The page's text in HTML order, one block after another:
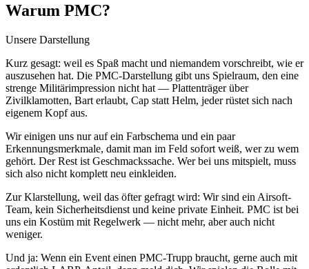
Warum PMC?
Unsere Darstellung
Kurz gesagt: weil es Spaß macht und niemandem vorschreibt, wie er
auszusehen hat. Die PMC-Darstellung gibt uns Spielraum, den eine
strenge Militärimpression nicht hat — Plattenträger über
Zivilklamotten, Bart erlaubt, Cap statt Helm, jeder rüstet sich nach
eigenem Kopf aus.
Wir einigen uns nur auf ein Farbschema und ein paar
Erkennungsmerkmale, damit man im Feld sofort weiß, wer zu wem
gehört. Der Rest ist Geschmackssache. Wer bei uns mitspielt, muss
sich also nicht komplett neu einkleiden.
Zur Klarstellung, weil das öfter gefragt wird: Wir sind ein Airsoft-
Team, kein Sicherheitsdienst und keine private Einheit. PMC ist bei
uns ein Kostüm mit Regelwerk — nicht mehr, aber auch nicht
weniger.
Und ja: Wenn ein Event einen PMC-Trupp braucht, gerne auch mit